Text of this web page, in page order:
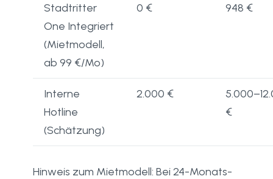
Stadtritter
One Integriert
(Mietmodell,
ab 99 €/Mo)
0 € 948 €
Interne
Hotline
(Schätzung)
2.000 €
€
Hinweis zum Mietmodell: Bei 24-Monats-